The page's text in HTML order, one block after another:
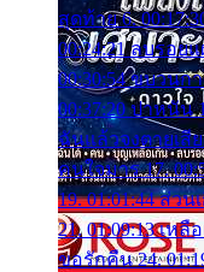
สุดท้าย 6.
00:24:21 ลบรอย
00:30:54 ขบวนก
00:37:20 ปาหนัน
ฉันแล้วจงตายเสีย
คนใจมาร 17.
19. 01:01:44 ส่ว
21. 01:09:13 เหลื
ขอรักคืน 24.